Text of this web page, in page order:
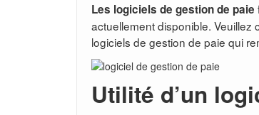
Les logiciels de gestion de paie
actuellement disponible. Veuillez
logiciels de gestion de paie qui
Utilité d’un